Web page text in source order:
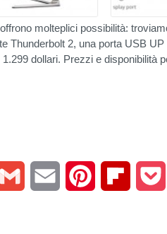
molteplici possibilità:
Thunderbolt 2, una porta USB
dollari. Prezzi e disponibilità
Gmail Email Pinterest